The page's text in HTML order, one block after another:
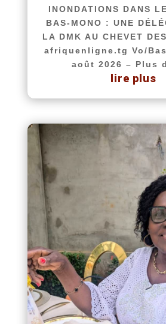
INONDATIONS DANS
BAS-MONO : UNE
LA DMK AU CHEVET
afriquenligne.tg Vo/
août 2026 – Plus
lire plus